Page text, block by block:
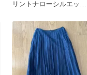
リントナローシルエット
ー系40L